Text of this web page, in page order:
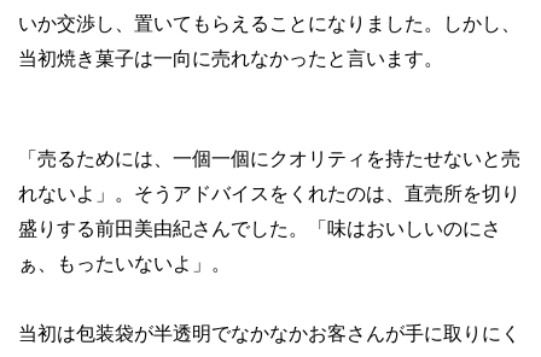
いか交渉し、置いてもらえることになりました。しかし、
当初焼き菓子は一向に売れなかったと言います。
「売るためには、一個一個にクオリティを持たせないと売
れないよ」。そうアドバイスをくれたのは、直売所を切り
盛りする前田美由紀さんでした。「味はおいしいのにさ
ぁ、もったいないよ」。
当初は包装袋が半透明でなかなかお客さんが手に取りにく